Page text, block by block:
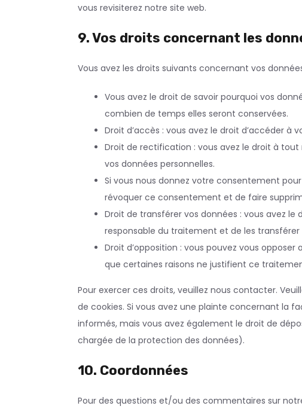
vous revisiterez notre site web.
9. Vos droits concernant les
Vous avez les droits suivants concernant vos
Vous avez le droit de savoir pourquoi vos
combien de temps elles seront conservées.
Droit d’accès : vous avez le droit d’accéder à
Droit de rectification : vous avez le droit à
vos données personnelles.
Si vous nous donnez votre consentement
révoquer ce consentement et de faire
Droit de transférer vos données : vous avez
responsable du traitement et de les
Droit d’opposition : vous pouvez vous
que certaines raisons ne justifient ce
Pour exercer ces droits, veuillez nous contacter.
de cookies. Si vous avez une plainte concernant la
informés, mais vous avez également le droit de
chargée de la protection des données).
10. Coordonnées
Pour des questions et/ou des commentaires sur